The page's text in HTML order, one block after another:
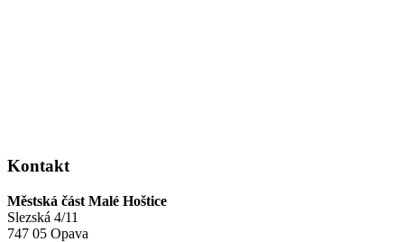
Kontakt
Městská část Malé Hoštice
Slezská 4/11
747 05 Opava